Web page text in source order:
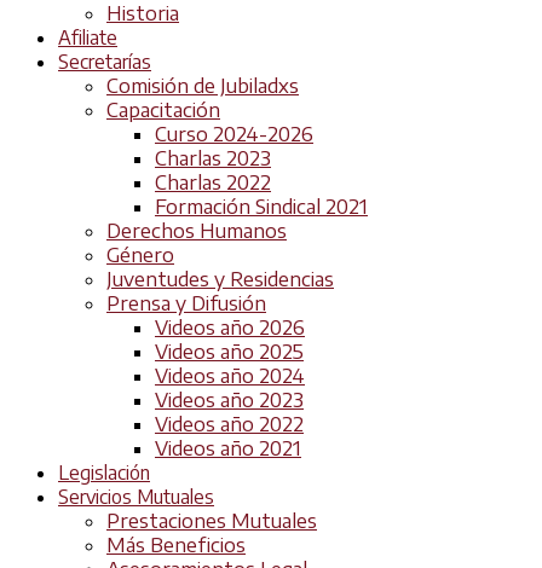
Historia
Afiliate
Secretarías
Comisión de Jubiladxs
Capacitación
Curso 2024-2026
Charlas 2023
Charlas 2022
Formación Sindical 2021
Derechos Humanos
Género
Juventudes y Residencias
Prensa y Difusión
Videos año 2026
Videos año 2025
Videos año 2024
Videos año 2023
Videos año 2022
Videos año 2021
Legislación
Servicios Mutuales
Prestaciones Mutuales
Más Beneficios